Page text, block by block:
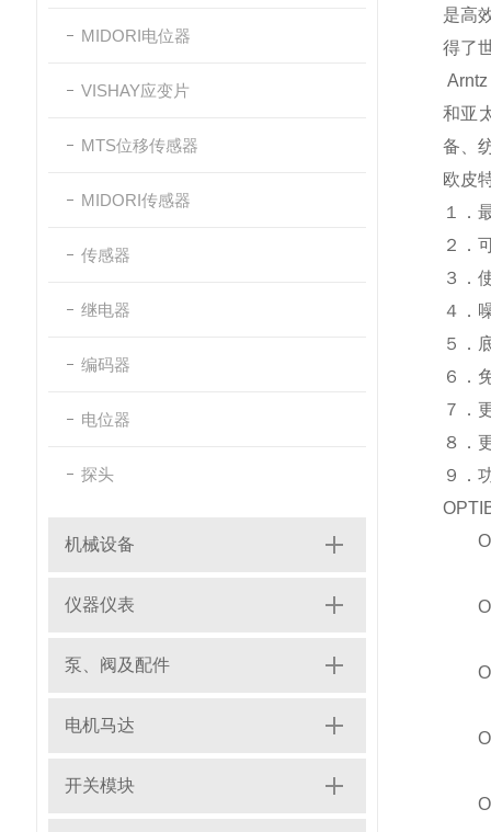
MIDORI电位器
VISHAY应变片
MTS位移传感器
MIDORI传感器
传感器
继电器
编码器
电位器
探头
机械设备
仪器仪表
泵、阀及配件
电机马达
开关模块
是高
得了
和亚
备、
欧皮
１．
２．
３．
４．
５．
６．
７．
８．
９．